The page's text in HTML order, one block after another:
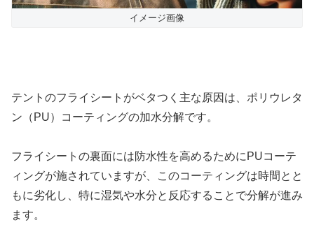
イメージ画像
テントのフライシートがベタつく主な原因は、ポリウレタ
ン（PU）コーティングの加水分解です。
フライシートの裏面には防水性を高めるためにPUコーテ
ィングが施されていますが、このコーティングは時間とと
もに劣化し、特に湿気や水分と反応することで分解が進み
ます。